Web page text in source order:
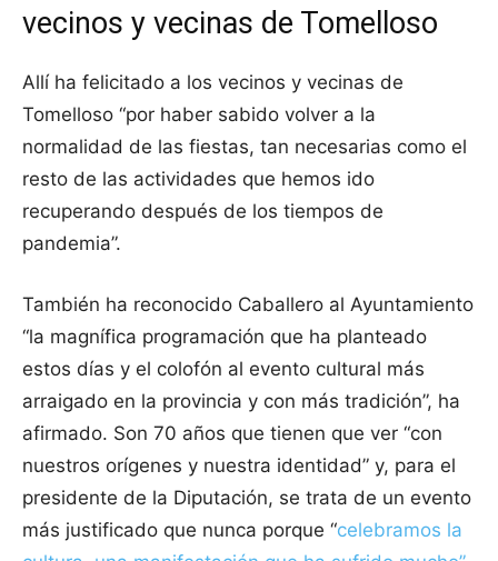
vecinos y vecinas de Tomelloso
Allí ha felicitado a los vecinos y vecinas de
Tomelloso “por haber sabido volver a la
normalidad de las fiestas, tan necesarias como el
resto de las actividades que hemos ido
recuperando después de los tiempos de
pandemia”.
También ha reconocido Caballero al Ayuntamiento
“la magnífica programación que ha planteado
estos días y el colofón al evento cultural más
arraigado en la provincia y con más tradición”, ha
afirmado. Son 70 años que tienen que ver “con
nuestros orígenes y nuestra identidad” y, para el
presidente de la Diputación, se trata de un evento
más justificado que nunca porque “celebramos la